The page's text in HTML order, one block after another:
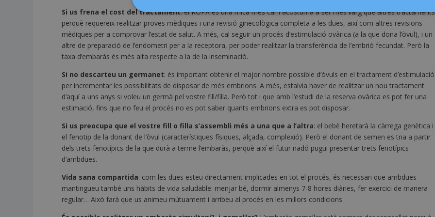
Si us frena el cost del tractament: el ROPA és una mica més car i acostuma a ser més llarg que altres tractaments
perquè requereix realitzar proves mèdiques i una revisió ginecològica completa a les dues, així com altres revisions
mèdiques per a comprovar l’estat de salut. A més, cal seguir un procés d’estimulació ovàrica (a la que dona l’òvul), i un
altre de preparació de l’endometri per a la receptora, per poder realitzar la transferència de l’embrió fecundat. Però la
taxa d’embaràs és més alta respecte a la de la inseminació.
Si no descarteu un germanet: és important obtenir el major nombre possible d’òvuls en el tractament d’estimulació
per incrementar les possibilitats de disposar de més embrions. A més, estalvia haver de realitzar un nou tractament
d’aquí a uns anys si voleu un germà pel vostre fill/filla. Però tot i que amb l’estudi de la reserva ovàrica es pot fer una
estimació, fins que no feu el procés no es pot saber quants embrions extra es pot disposar.
Si us preocupa que el vostre fill o filla s’assembli més a una que a l’altra: el bebè heretarà la càrrega genètica i
el fenotip de la donant de l’òvul (característiques físiques, alçada, complexió). Però el donant de semen es tria a partir
dels trets fenotípics de la que durà a terme l’embaràs, perquè així el futur nadó pugui presentar trets fenotípics
d’ambdues.
Vida sana compartida: com les dues esteu directament implicades en tot el procés, és necessari que ambdues
mantingueu també uns hàbits de vida saludable: menjar bé, dormir almenys 7-8 hores diàries, fer exercici de manera
regular… Això farà que us animeu mútuament i arribeu al procés en les millors condicions.